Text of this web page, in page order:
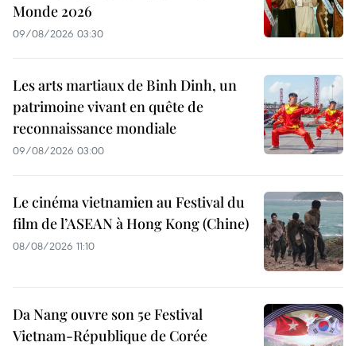
Monde 2026
09/08/2026 03:30
Les arts martiaux de Binh Dinh, un
patrimoine vivant en quête de
reconnaissance mondiale
09/08/2026 03:00
Le cinéma vietnamien au Festival du
film de l’ASEAN à Hong Kong (Chine)
08/08/2026 11:10
Da Nang ouvre son 5e Festival
Vietnam-République de Corée